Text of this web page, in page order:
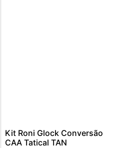
Kit Roni Glock Conversão
CAA Tatical TAN